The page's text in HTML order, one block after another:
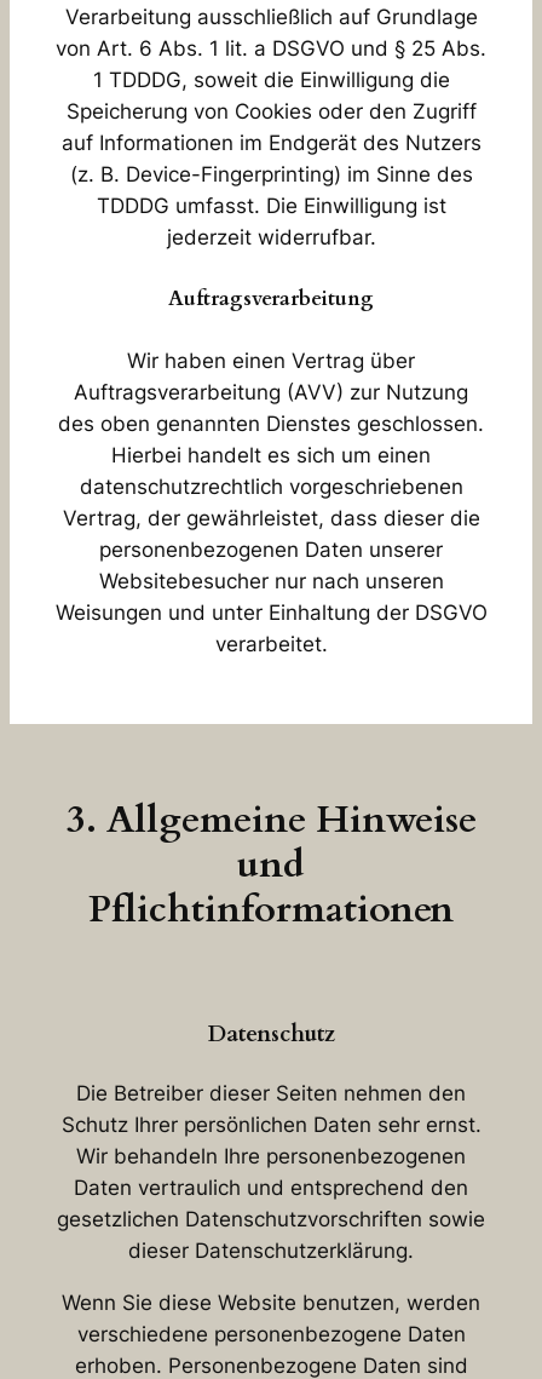
Verarbeitung ausschließlich auf Grundlage
von Art. 6 Abs. 1 lit. a DSGVO und § 25 Abs.
1 TDDDG, soweit die Einwilligung die
Speicherung von Cookies oder den Zugriff
auf Informationen im Endgerät des Nutzers
(z. B. Device-Fingerprinting) im Sinne des
TDDDG umfasst. Die Einwilligung ist
jederzeit widerrufbar.
Auftragsverarbeitung
Wir haben einen Vertrag über
Auftragsverarbeitung (AVV) zur Nutzung
des oben genannten Dienstes geschlossen.
Hierbei handelt es sich um einen
datenschutzrechtlich vorgeschriebenen
Vertrag, der gewährleistet, dass dieser die
personenbezogenen Daten unserer
Websitebesucher nur nach unseren
Weisungen und unter Einhaltung der DSGVO
verarbeitet.
3. Allgemeine Hinweise
und
Pflichtinformationen
Datenschutz
Die Betreiber dieser Seiten nehmen den
Schutz Ihrer persönlichen Daten sehr ernst.
Wir behandeln Ihre personenbezogenen
Daten vertraulich und entsprechend den
gesetzlichen Datenschutzvorschriften sowie
dieser Datenschutzerklärung.
Wenn Sie diese Website benutzen, werden
verschiedene personenbezogene Daten
erhoben. Personenbezogene Daten sind